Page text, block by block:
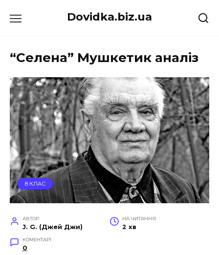
до
Dovidka.biz.ua
“Селена” Мушкетик аналіз
8 КЛАС
АВТОР
J. G. (Джей Джи)
НА ЧИТАННЯ
2 хв
КОМЕНТАРІ
0